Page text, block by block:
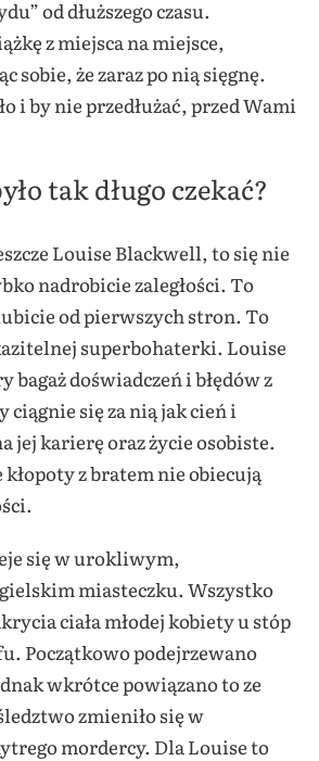
od dłuższego czasu.
z miejsca na miejsce,
sobie, że zaraz po nią sięgnę.
i by nie przedłużać, przed Wami
tak długo czekać?
Louise Blackwell, to się nie
nadrobicie zaległości. To
od pierwszych stron. To
superbohaterki. Louise
bagaż doświadczeń i błędów z
ciągnie się za nią jak cień i
jej karierę oraz życie osobiste.
z bratem nie obiecują
się w urokliwym,
miasteczku. Wszystko
ciała młodej kobiety u stóp
Początkowo podejrzewano
wkrótce powiązano to ze
zmieniło się w
mordercy. Dla Louise to